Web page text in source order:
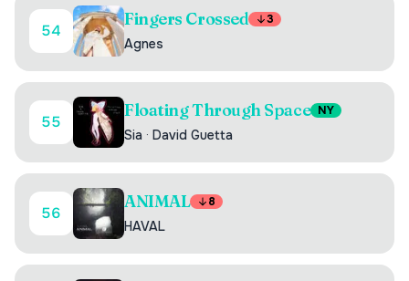
54
Fingers Crossed 3
Agnes
55
Floating Through Space NY
Sia · David Guetta
56
ANIMAL 8
HAVAL